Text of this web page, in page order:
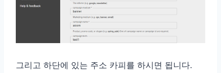
그리고 하단에 있는 주소 카피를 하시면 됩니다.